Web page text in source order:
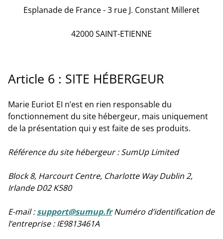
Esplanade de France - 3 rue J. Constant Milleret
42000 SAINT-ETIENNE
Article 6 : SITE HÉBERGEUR
Marie Euriot EI n’est en rien responsable du
fonctionnement du site hébergeur, mais uniquement
de la présentation qui y est faite de ses produits.
Référence du site hébergeur : SumUp Limited
Block 8, Harcourt Centre, Charlotte Way Dublin 2,
Irlande D02 K580
E-mail :support@sumup.frNuméro d’identification de
l’entreprise : IE9813461A